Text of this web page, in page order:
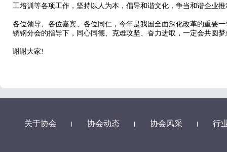
工培训等各项工作，坚持以人为本，倡导和谐文化，争当和谐企业
各位领导、各位嘉宾、各位同仁，今年是我国全面深化改革的重要
锈钢分会的指导下，同心同德、克难攻坚、奋力进取，一定会共圆
谢谢大家!
关于协会 协会动态 协会风采 行